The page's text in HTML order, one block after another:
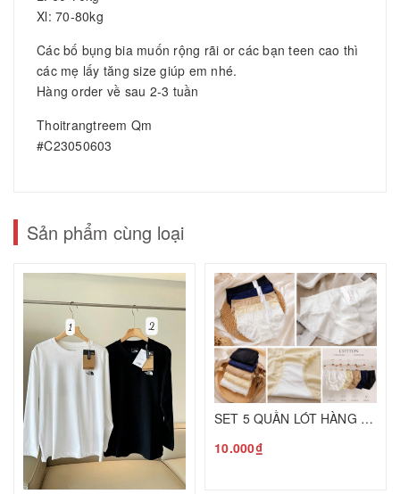
Xl: 70-80kg
Các bố bụng bia muốn rộng rãi or các bạn teen cao thì
các mẹ lấy tăng size giúp em nhé.
Hàng order về sau 2-3 tuần
Thoitrangtreem Qm
#C23050603
Sản phẩm cùng loại
SET 5 QUẦN LÓT HÀNG HIỆU Triu C26080731
10.000₫